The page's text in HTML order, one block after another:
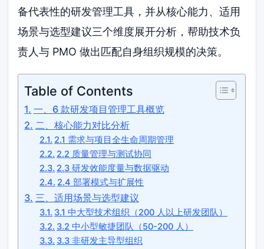
备代表性的研发管理工具，并从核心能力、适用
场景与选型建议三个维度展开分析，帮助技术负
责人与 PMO 做出匹配自身组织规模的决策。
Table of Contents
一、6 款研发项目管理工具概览
二、核心能力对比分析
2.1 需求与项目全生命周期管理
2.2 质量管理与测试协同
2.3 研发效能度量与数据驱动
2.4 部署模式与扩展性
三、适用场景与选型建议
3.1 中大型技术组织（200 人以上研发团队）
3.2 中小型敏捷团队（50-200 人）
3.3 非研发主导型组织